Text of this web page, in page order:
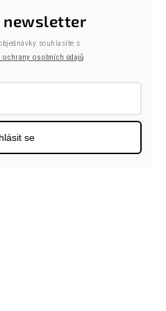
newsletter
souhlasíte s
ochrany osobních údajů
se